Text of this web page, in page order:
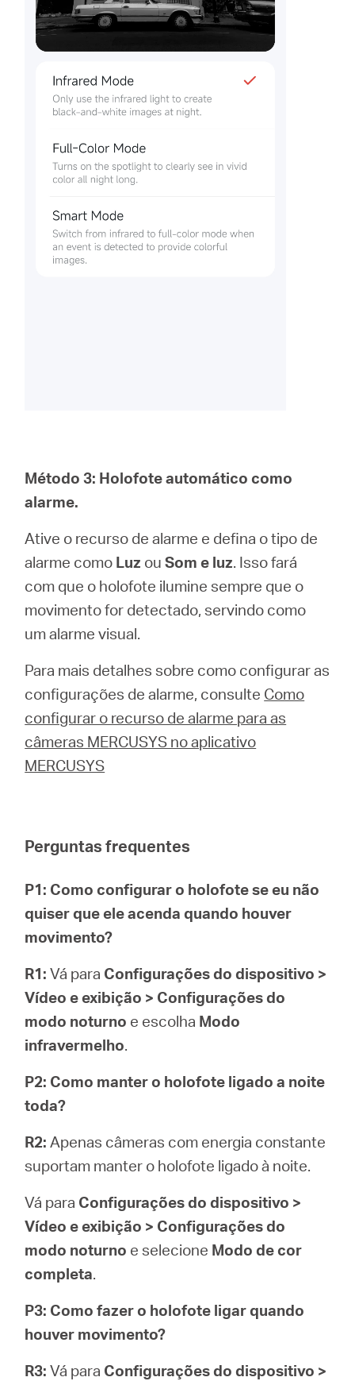
Método 3: Holofote automático como
alarme.
Ative o recurso de alarme e defina o tipo de
alarme como Luz ouSom e luz. Isso fará
com que o holofote ilumine sempre que o
movimento for detectado, servindo como
um alarme visual.
Para mais detalhes sobre como configurar as
configurações de alarme, consulte Como
configurar o recurso de alarme para as
câmeras MERCUSYS no aplicativo
MERCUSYS
Perguntas frequentes
P1: Como configurar o holofote se eu não
quiser que ele acenda quando houver
movimento?
R1:Vá para Configurações do dispositivo >
Vídeo e exibição > Configurações do
modo noturno e escolha Modo
infravermelho.
P2: Como manter o holofote ligado a noite
toda?
R2:Apenas câmeras com energia constante
suportam manter o holofote ligado à noite.
Vá para Configurações do dispositivo >
Vídeo e exibição > Configurações do
modo noturno e selecione Modo de cor
completa.
P3: Como fazer o holofote ligar quando
houver movimento?
R3: Vá para Configurações do dispositivo >